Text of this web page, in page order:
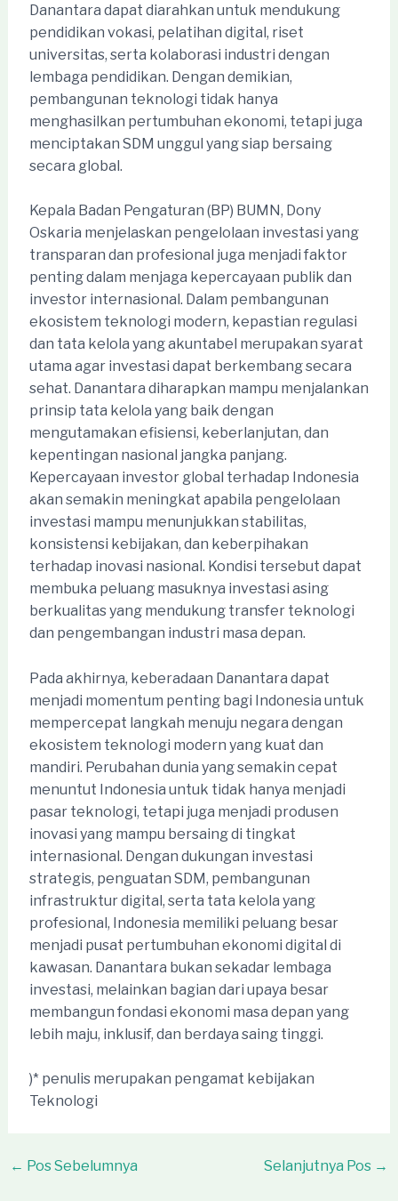
Danantara dapat diarahkan untuk mendukung
pendidikan vokasi, pelatihan digital, riset
universitas, serta kolaborasi industri dengan
lembaga pendidikan. Dengan demikian,
pembangunan teknologi tidak hanya
menghasilkan pertumbuhan ekonomi, tetapi juga
menciptakan SDM unggul yang siap bersaing
secara global.
Kepala Badan Pengaturan (BP) BUMN, Dony
Oskaria menjelaskan pengelolaan investasi yang
transparan dan profesional juga menjadi faktor
penting dalam menjaga kepercayaan publik dan
investor internasional. Dalam pembangunan
ekosistem teknologi modern, kepastian regulasi
dan tata kelola yang akuntabel merupakan syarat
utama agar investasi dapat berkembang secara
sehat. Danantara diharapkan mampu menjalankan
prinsip tata kelola yang baik dengan
mengutamakan efisiensi, keberlanjutan, dan
kepentingan nasional jangka panjang.
Kepercayaan investor global terhadap Indonesia
akan semakin meningkat apabila pengelolaan
investasi mampu menunjukkan stabilitas,
konsistensi kebijakan, dan keberpihakan
terhadap inovasi nasional. Kondisi tersebut dapat
membuka peluang masuknya investasi asing
berkualitas yang mendukung transfer teknologi
dan pengembangan industri masa depan.
Pada akhirnya, keberadaan Danantara dapat
menjadi momentum penting bagi Indonesia untuk
mempercepat langkah menuju negara dengan
ekosistem teknologi modern yang kuat dan
mandiri. Perubahan dunia yang semakin cepat
menuntut Indonesia untuk tidak hanya menjadi
pasar teknologi, tetapi juga menjadi produsen
inovasi yang mampu bersaing di tingkat
internasional. Dengan dukungan investasi
strategis, penguatan SDM, pembangunan
infrastruktur digital, serta tata kelola yang
profesional, Indonesia memiliki peluang besar
menjadi pusat pertumbuhan ekonomi digital di
kawasan. Danantara bukan sekadar lembaga
investasi, melainkan bagian dari upaya besar
membangun fondasi ekonomi masa depan yang
lebih maju, inklusif, dan berdaya saing tinggi.
)* penulis merupakan pengamat kebijakan
Teknologi
Post
← Pos Sebelumnya Selanjutnya Pos →